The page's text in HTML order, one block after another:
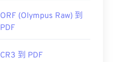
ORF (Olympus Raw) 到
PDF
CR3 到 PDF